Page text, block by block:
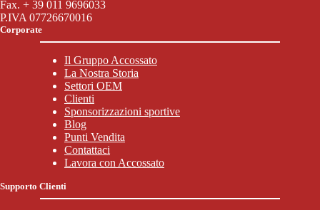
Fax. + 39 011 9696033
P.IVA 07726670016
Corporate
Il Gruppo Accossato
La Nostra Storia
Settori OEM
Clienti
Sponsorizzazioni sportive
Blog
Punti Vendita
Contattaci
Lavora con Accossato
Supporto Clienti